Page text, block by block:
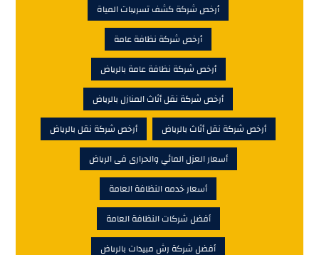
أرخص شركة كشف تسريبات المياة
أرخص شركة نظافة عامة
أرخص شركة نظافة عامة بالرياض
أرخص شركة نقل أثاث المنازل بالرياض
أرخص شركة نقل أثاث بالرياض
أرخص شركة نقل بالرياض
أسعار العزل المائي والحرارى فى الرياض
أسعار خدمه النظافة العامة
أفضل شركات النظافة العامة
أفضل شركة رش مبيدات بالرياض